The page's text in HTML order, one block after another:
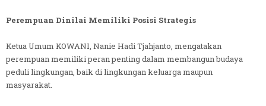
Perempuan Dinilai Memiliki Posisi Strategis
Ketua Umum KOWANI, Nanie Hadi Tjahjanto, mengatakan
perempuan memiliki peran penting dalam membangun budaya
peduli lingkungan, baik di lingkungan keluarga maupun
masyarakat.